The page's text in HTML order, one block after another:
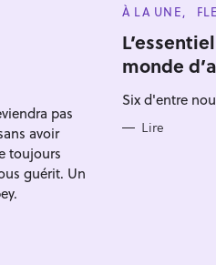
pas
avoir
toujours
guérit. Un
C
T
E
G
O
I
S
À LA UNE
monde
Six d'entre
Lire